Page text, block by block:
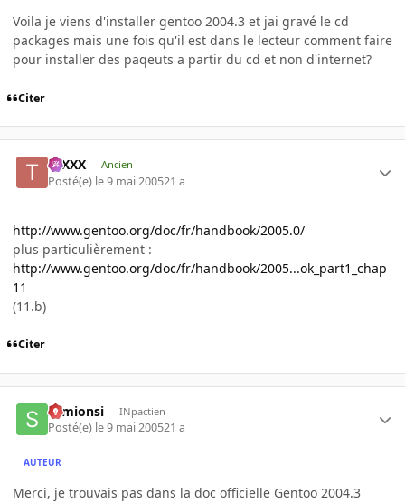
Voila je viens d'installer gentoo 2004.3 et jai gravé le cd
packages mais une fois qu'il est dans le lecteur comment faire
pour installer des paqeuts a partir du cd et non d'internet?
Citer
tuXXX Ancien
Posté(e) le 9 mai 200521 a
http://www.gentoo.org/doc/fr/handbook/2005.0/
plus particulièrement :
http://www.gentoo.org/doc/fr/handbook/2005...ok_part1_chap
11
(11.b)
Citer
semionsi INpactien
Posté(e) le 9 mai 200521 a
AUTEUR
Merci, je trouvais pas dans la doc officielle Gentoo 2004.3